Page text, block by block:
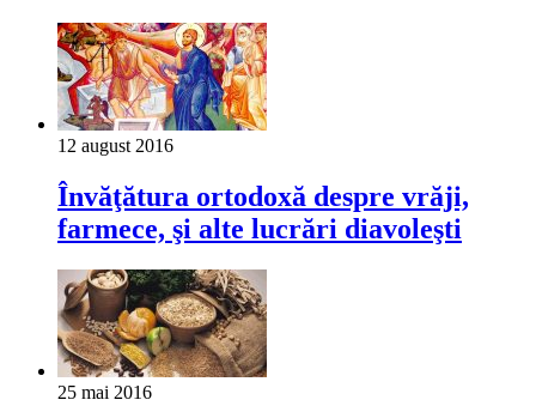
12 august 2016
Învăţătura ortodoxă despre vrăji,
farmece, şi alte lucrări diavoleşti
25 mai 2016